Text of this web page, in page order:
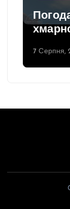
7 Серпня,